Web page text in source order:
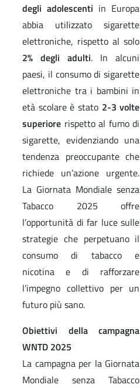
degli adolescenti in Europa
abbia utilizzato sigarette
elettroniche, rispetto al solo
2% degli adulti. In alcuni
paesi, il consumo di sigarette
elettroniche tra i bambini in
età scolare è stato 2-3 volte
superiore rispetto al fumo di
sigarette, evidenziando una
tendenza preoccupante che
richiede un’azione urgente.
La Giornata Mondiale senza
Tabacco 2025 offre
l’opportunità di far luce sulle
strategie che perpetuano il
consumo di tabacco e
nicotina e di rafforzare
l’impegno collettivo per un
futuro più sano.
Obiettivi della campagna
WNTD 2025
La campagna per la Giornata
Mondiale senza Tabacco